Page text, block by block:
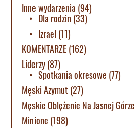
Inne wydarzenia (94)
Dla rodzin (33)
Izrael (11)
KOMENTARZE(162)
Liderzy(87)
Spotkania okresowe (77)
Męski Azymut (27)
Męskie Oblężenie Na Jasnej Górze
Minione (198)